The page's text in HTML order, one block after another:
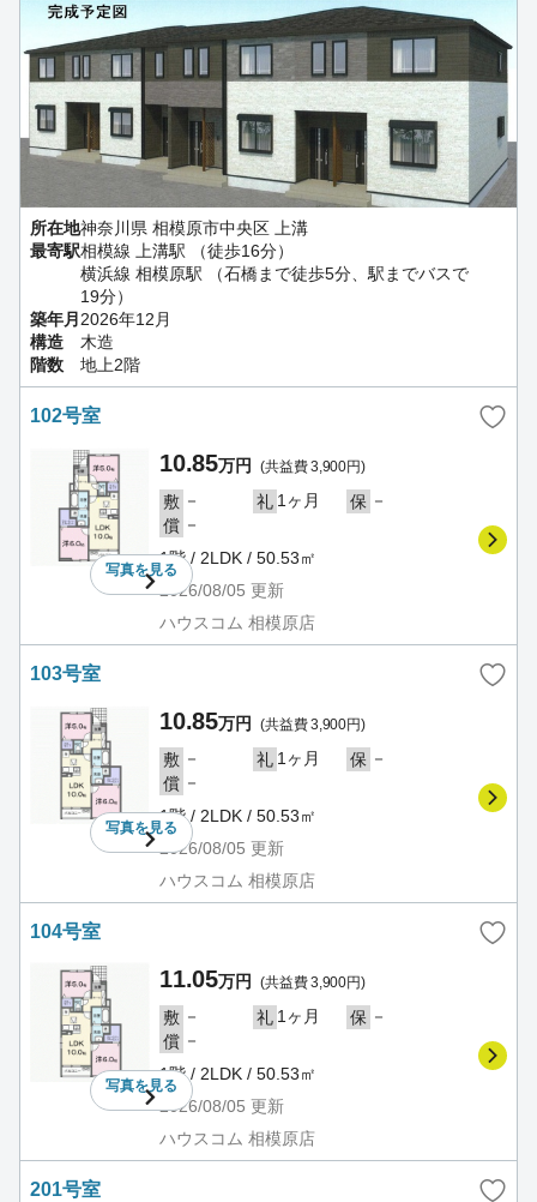
所在地神奈川県 相模原市中央区 上溝
最寄駅相模線 上溝駅 （徒歩16分）
横浜線 相模原駅 （石橋まで徒歩5分、駅までバスで
19分）
築年月 2026年12月
構造
木造
階数
地上2階
102号室
写真を見る
10.85万円 (共益費 3,900円)
敷 － 礼 1ヶ月 保 －
償 －
1階 / 2LDK / 50.53㎡
2026/08/05 更新
ハウスコム 相模原店
103号室
写真を見る
10.85万円 (共益費 3,900円)
敷 － 礼 1ヶ月 保 －
償 －
1階 / 2LDK / 50.53㎡
2026/08/05 更新
ハウスコム 相模原店
104号室
写真を見る
11.05万円 (共益費 3,900円)
敷 － 礼 1ヶ月 保 －
償 －
1階 / 2LDK / 50.53㎡
2026/08/05 更新
ハウスコム 相模原店
201号室